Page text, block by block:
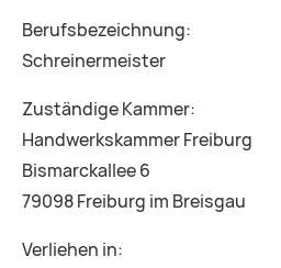
Berufsbezeichnung:
Schreinermeister
Zuständige Kammer:
Handwerkskammer Freiburg
Bismarckallee 6
79098 Freiburg im Breisgau
Verliehen in: